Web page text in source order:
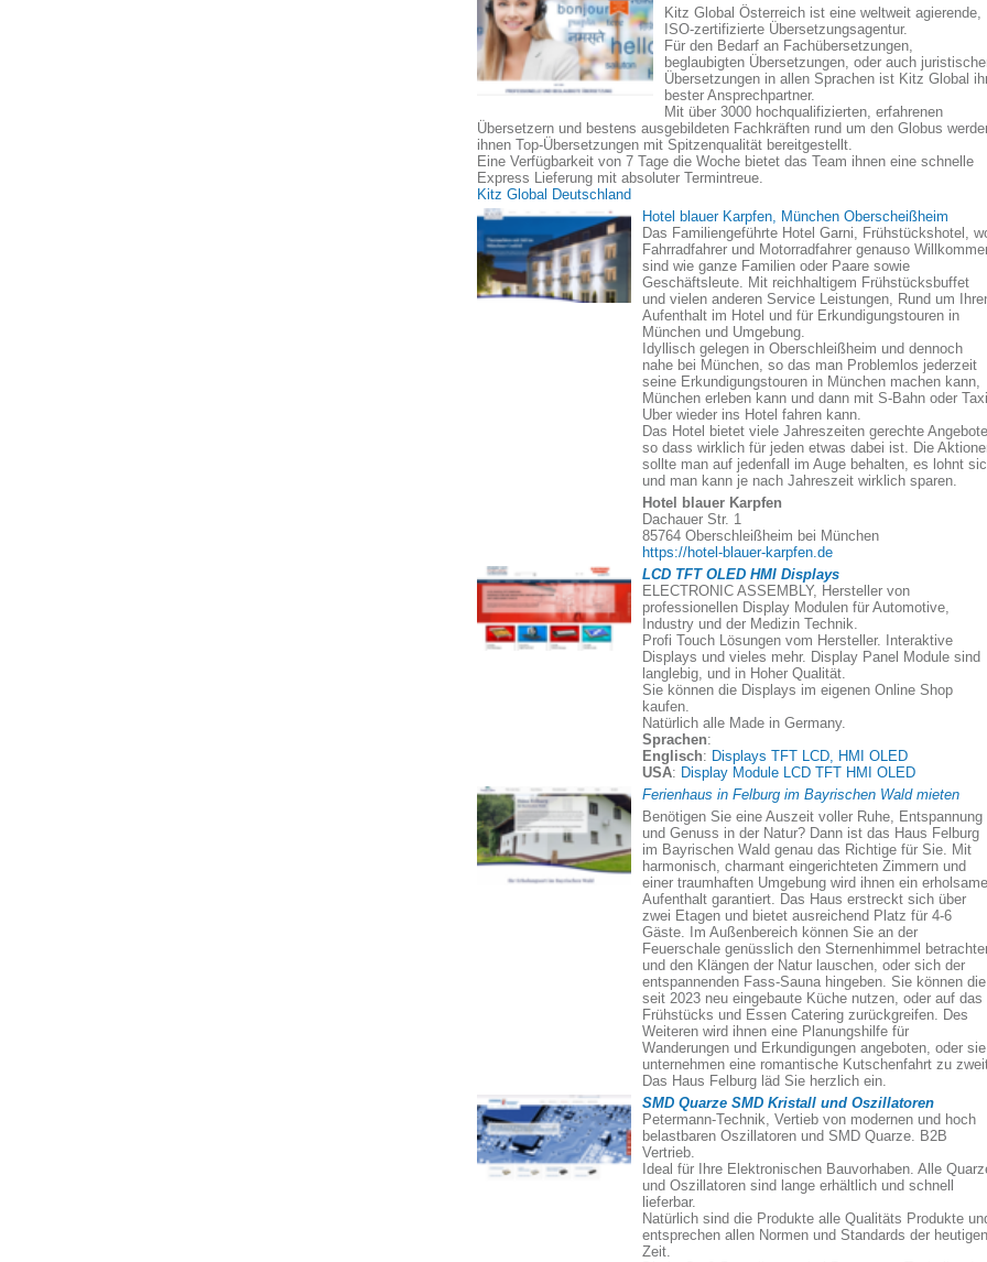
Kitz Global Österreich ist eine weltweit agierende,
ISO-zertifizierte Übersetzungsagentur.
Für den Bedarf an Fachübersetzungen,
beglaubigten Übersetzungen, oder auch
Übersetzungen in allen Sprachen ist Kitz Global
bester Ansprechpartner.
Mit über 3000 hochqualifizierten, erfahrenen
Übersetzern und bestens ausgebildeten Fachkräften rund um den Globus
ihnen Top-Übersetzungen mit Spitzenqualität bereitgestellt.
Eine Verfügbarkeit von 7 Tage die Woche bietet das Team ihnen eine schnelle
Express Lieferung mit absoluter Termintreue.
Kitz Global Deutschland
Hotel blauer Karpfen, München Oberscheißheim
Das Familiengeführte Hotel Garni, Frühstückshotel,
Fahrradfahrer und Motorradfahrer genauso
sind wie ganze Familien oder Paare sowie
Geschäftsleute. Mit reichhaltigem Frühstücksbuffet
und vielen anderen Service Leistungen, Rund um
Aufenthalt im Hotel und für Erkundigungstouren in
München und Umgebung.
Idyllisch gelegen in Oberschleißheim und dennoch
nahe bei München, so das man Problemlos jederzeit
seine Erkundigungstouren in München machen kann,
München erleben kann und dann mit S-Bahn oder
Uber wieder ins Hotel fahren kann.
Das Hotel bietet viele Jahreszeiten gerechte
so dass wirklich für jeden etwas dabei ist. Die
sollte man auf jedenfall im Auge behalten, es lohnt
und man kann je nach Jahreszeit wirklich sparen.
Hotel blauer Karpfen
Dachauer Str. 1
85764 Oberschleißheim bei München
https://hotel-blauer-karpfen.de
LCD TFT OLED HMI Displays
ELECTRONIC ASSEMBLY, Hersteller von
professionellen Display Modulen für Automotive,
Industry und der Medizin Technik.
Profi Touch Lösungen vom Hersteller. Interaktive
Displays und vieles mehr. Display Panel Module sind
langlebig, und in Hoher Qualität.
Sie können die Displays im eigenen Online Shop
kaufen.
Natürlich alle Made in Germany.
Sprachen:
Englisch: Displays TFT LCD, HMI OLED
USA: Display Module LCD TFT HMI OLED
Ferienhaus in Felburg im Bayrischen Wald mieten
Benötigen Sie eine Auszeit voller Ruhe, Entspannung
und Genuss in der Natur? Dann ist das Haus Felburg
im Bayrischen Wald genau das Richtige für Sie. Mit
harmonisch, charmant eingerichteten Zimmern und
einer traumhaften Umgebung wird ihnen ein
Aufenthalt garantiert. Das Haus erstreckt sich über
zwei Etagen und bietet ausreichend Platz für 4-6
Gäste. Im Außenbereich können Sie an der
Feuerschale genüsslich den Sternenhimmel
und den Klängen der Natur lauschen, oder sich der
entspannenden Fass-Sauna hingeben. Sie können die
seit 2023 neu eingebaute Küche nutzen, oder auf das
Frühstücks und Essen Catering zurückgreifen. Des
Weiteren wird ihnen eine Planungshilfe für
Wanderungen und Erkundigungen angeboten, oder sie
unternehmen eine romantische Kutschenfahrt zu
Das Haus Felburg läd Sie herzlich ein.
SMD Quarze SMD Kristall und Oszillatoren
Petermann-Technik, Vertieb von modernen und hoch
belastbaren Oszillatoren und SMD Quarze. B2B
Vertrieb.
Ideal für Ihre Elektronischen Bauvorhaben. Alle
und Oszillatoren sind lange erhältlich und schnell
lieferbar.
Natürlich sind die Produkte alle Qualitäts Produkte
entsprechen allen Normen und Standards der heutigen
Zeit.